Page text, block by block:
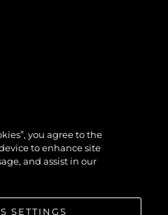
you agree to the
to enhance site
and assist in our
SETTINGS